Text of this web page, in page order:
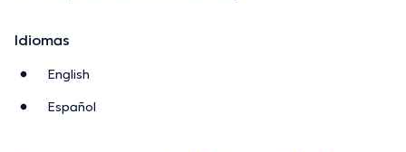
Idiomas
English
Español